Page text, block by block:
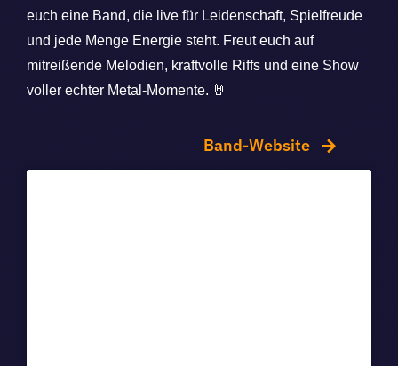
euch eine Band, die live für Leidenschaft, Spielfreude
und jede Menge Energie steht. Freut euch auf
mitreißende Melodien, kraftvolle Riffs und eine Show
voller echter Metal-Momente. 🤘
Band-Website